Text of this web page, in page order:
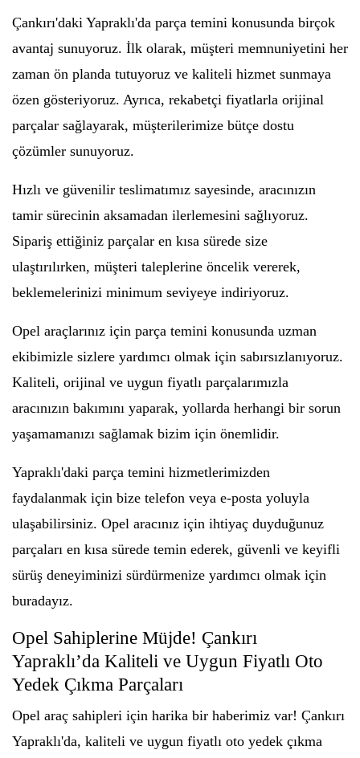
Çankırı'daki Yapraklı'da parça temini konusunda birçok
avantaj sunuyoruz. İlk olarak, müşteri memnuniyetini her
zaman ön planda tutuyoruz ve kaliteli hizmet sunmaya
özen gösteriyoruz. Ayrıca, rekabetçi fiyatlarla orijinal
parçalar sağlayarak, müşterilerimize bütçe dostu
çözümler sunuyoruz.
Hızlı ve güvenilir teslimatımız sayesinde, aracınızın
tamir sürecinin aksamadan ilerlemesini sağlıyoruz.
Sipariş ettiğiniz parçalar en kısa sürede size
ulaştırılırken, müşteri taleplerine öncelik vererek,
beklemelerinizi minimum seviyeye indiriyoruz.
Opel araçlarınız için parça temini konusunda uzman
ekibimizle sizlere yardımcı olmak için sabırsızlanıyoruz.
Kaliteli, orijinal ve uygun fiyatlı parçalarımızla
aracınızın bakımını yaparak, yollarda herhangi bir sorun
yaşamamanızı sağlamak bizim için önemlidir.
Yapraklı'daki parça temini hizmetlerimizden
faydalanmak için bize telefon veya e-posta yoluyla
ulaşabilirsiniz. Opel aracınız için ihtiyaç duyduğunuz
parçaları en kısa sürede temin ederek, güvenli ve keyifli
sürüş deneyiminizi sürdürmenize yardımcı olmak için
buradayız.
Opel Sahiplerine Müjde! Çankırı
Yapraklı’da Kaliteli ve Uygun Fiyatlı Oto
Yedek Çıkma Parçaları
Opel araç sahipleri için harika bir haberimiz var! Çankırı
Yapraklı'da, kaliteli ve uygun fiyatlı oto yedek çıkma